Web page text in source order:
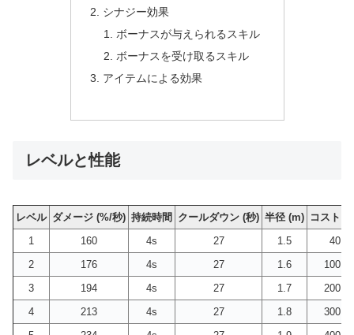
シナジー効果
ボーナスが与えられるスキル
ボーナスを受け取るスキル
アイテムによる効果
レベルと性能
レベル ダメージ (%/秒) 持続時間 クールダウン (秒) 半径 (m) コスト
1
160 4s 27 1.5
40
2
176 4s 27 1.6
100
3
194 4s 27 1.7
200
4
213 4s 27 1.8
300